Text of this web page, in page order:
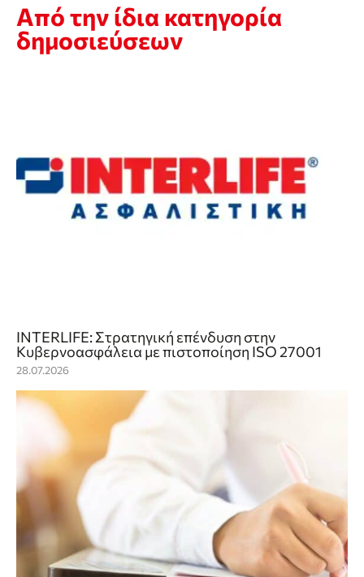
Από την ίδια κατηγορία
δημοσιεύσεων
INTERLIFE: Στρατηγική επένδυση στην
Κυβερνοασφάλεια με πιστοποίηση ISO 27001
28.07.2026